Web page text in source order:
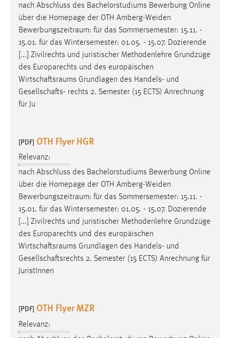
nach Abschluss des Bachelorstudiums Bewerbung Online
über die Homepage der OTH Amberg-Weiden
Bewerbungszeitraum: für das Sommersemester: 15.11. -
15.01. für das Wintersemester: 01.05. - 15.07. Dozierende
[...] Zivilrechts und juristischer Methodenlehre Grundzüge
des Europarechts und des europäischen
Wirtschaftsraums Grundlagen des Handels- und
Gesellschafts- rechts 2. Semester (15 ECTS) Anrechnung
für Ju
[PDF] OTH Flyer HGR
Relevanz:
nach Abschluss des Bachelorstudiums Bewerbung Online
über die Homepage der OTH Amberg-Weiden
Bewerbungszeitraum: für das Sommersemester: 15.11. -
15.01. für das Wintersemester: 01.05. - 15.07. Dozierende
[...] Zivilrechts und juristischer Methodenlehre Grundzüge
des Europarechts und des europäischen
Wirtschaftsraums Grundlagen des Handels- und
Gesellschaftsrechts 2. Semester (15 ECTS) Anrechnung für
JuristInnen
[PDF] OTH Flyer MZR
Relevanz:
Diese Informationen helfen uns zu verstehen, wie
unsere Besucher unsere Website nutzen.
Matomo
Name:
_pk_ref, _pk_cvar, _pk_id, _pk_ses
Zweck:
Max. 13 Monate
MARKETING
Marketing Cookies werden von Drittanbietern
verwendet, um personalisierte Werbung anzuzeigen.
Sie tun dies, indem sie Besucher über Websites
hinweg verfolgen.
Google Ads
Anbieter: